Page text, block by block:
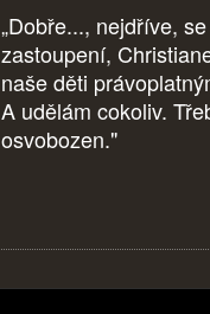
„Dobře..., nejdříve,
zastoupení,
naše děti
A udělám cokoliv.
osvobozen."